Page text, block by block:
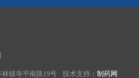
镇寺平南路19号 技术支持： 制药网